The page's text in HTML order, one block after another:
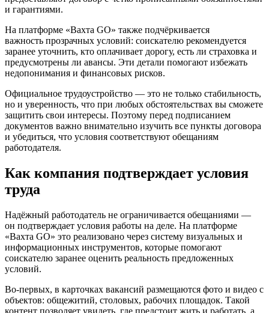
и гарантиями.
На платформе «Вахта GO» также подчёркивается
важность прозрачных условий: соискателю рекомендуется
заранее уточнить, кто оплачивает дорогу, есть ли страховка и
предусмотрены ли авансы. Эти детали помогают избежать
недопонимания и финансовых рисков.
Официальное трудоустройство — это не только стабильность,
но и уверенность, что при любых обстоятельствах вы сможете
защитить свои интересы. Поэтому перед подписанием
документов важно внимательно изучить все пункты договора
и убедиться, что условия соответствуют обещаниям
работодателя.
Как компания подтверждает условия
труда
Надёжный работодатель не ограничивается обещаниями —
он подтверждает условия работы на деле. На платформе
«Вахта GO» это реализовано через систему визуальных и
информационных инструментов, которые помогают
соискателю заранее оценить реальность предложенных
условий.
Во-первых, в карточках вакансий размещаются фото и видео с
объектов: общежитий, столовых, рабочих площадок. Такой
контент позволяет увидеть, где предстоит жить и работать, а